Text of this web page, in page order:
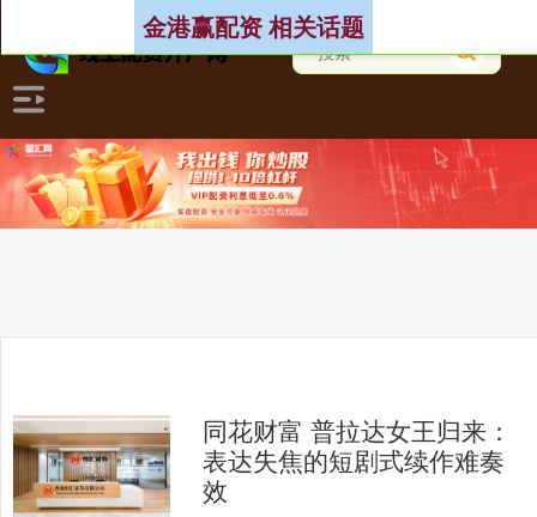
金港赢配资 相关话题
同花财富 普拉达女王归来：
表达失焦的短剧式续作难奏
效